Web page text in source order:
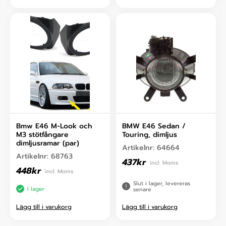
Bmw E46 M-Look och
M3 stötfångare
dimljusramar (par)
Artikelnr: 68763
448kr incl. Moms
I lager
Lägg till i varukorg
BMW E46 Sedan /
Touring, dimljus
Artikelnr: 64664
437kr incl. Moms
Slut i lager, levereras
senare
Lägg till i varukorg